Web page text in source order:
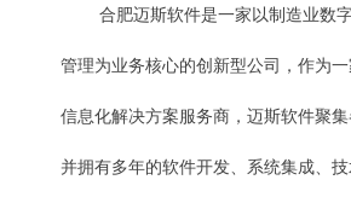
合肥迈斯软件是一家以制造业数
管理为业务核心的创新型公司，作为
信息化解决方案服务商，迈斯软件聚
并拥有多年的软件开发、系统集成、